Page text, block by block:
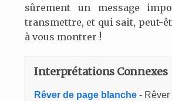
sûrement un message
transmettre, et qui sait, peut-
à vous montrer !
Interprétations Connexes
Rêver de page blanche- Rêver